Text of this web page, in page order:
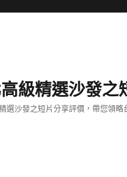
級精選沙發之
選沙發之短片分享評價，帶您領